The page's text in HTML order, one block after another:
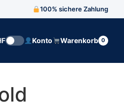
100% sichere Zahlung
Konto Warenkorb 0